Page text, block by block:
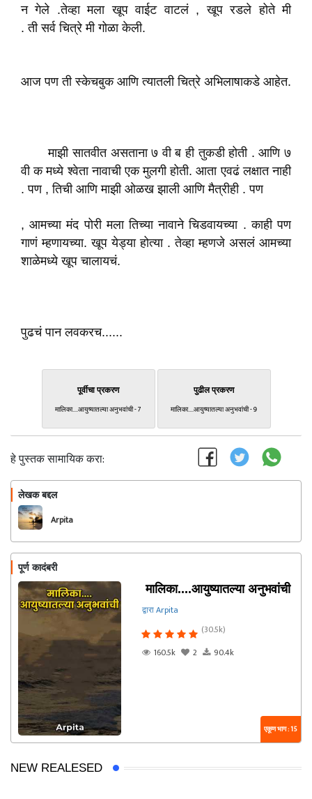
न गेले .तेव्हा मला खूप वाईट वाटलं , खूप रडले होते मी
. ती सर्व चित्रे मी गोळा केली.
आज पण ती स्केचबुक आणि त्यातली चित्रे अभिलाषाकडे आहेत.
माझी सातवीत असताना ७ वी ब ही तुकडी होती . आणि ७
वी क मध्ये श्वेता नावाची एक मुलगी होती. आता एवढं लक्षात नाही
. पण , तिची आणि माझी ओळख झाली आणि मैत्रीही . पण
, आमच्या मंद पोरी मला तिच्या नावाने चिडवायच्या . काही पण
गाणं म्हणायच्या. खूप येड्या होत्या . तेव्हा म्हणजे असलं आमच्या
शाळेमध्ये खूप चालायचं.
पुढचं पान लवकरच......
पूर्वीचा प्रकरण
मालिका....आयुष्यातल्या अनुभवांची - 7
पुढील प्रकरण
मालिका....आयुष्यातल्या अनुभवांची - 9
हे पुस्तक सामायिक करा:
लेखक बद्दल
Arpita
पूर्ण कादंबरी
मालिका....आयुष्यातल्या अनुभवांची
द्वारा Arpita
(30.5k)
160.5k
2 90.4k
एकूण भाग : 15
NEW REALESED